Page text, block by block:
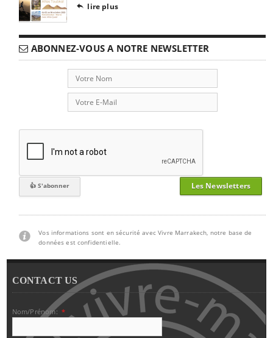
 lire plus
ABONNEZ-VOUS A NOTRE NEWSLETTER
Les Newsletters
Vos informations sont en sécurité avec Vivre Marrakech, notre base de
données est confidentielle.
CONTACT US
Nom/Prénom: *